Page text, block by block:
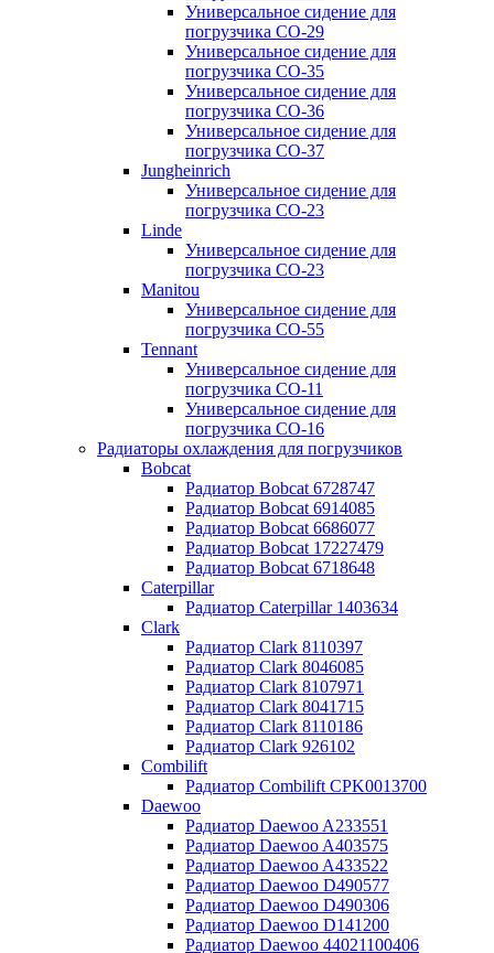
Универсальное сидение для
погрузчика CO-29
Универсальное сидение для
погрузчика CO-35
Универсальное сидение для
погрузчика CO-36
Универсальное сидение для
погрузчика CO-37
Jungheinrich
Универсальное сидение для
погрузчика CO-23
Linde
Универсальное сидение для
погрузчика CO-23
Manitou
Универсальное сидение для
погрузчика CO-55
Tennant
Универсальное сидение для
погрузчика CO-11
Универсальное сидение для
погрузчика CO-16
Радиаторы охлаждения для погрузчиков
Bobcat
Радиатор Bobcat 6728747
Радиатор Bobcat 6914085
Радиатор Bobcat 6686077
Радиатор Bobcat 17227479
Радиатор Bobcat 6718648
Caterpillar
Радиатор Caterpillar 1403634
Clark
Радиатор Clark 8110397
Радиатор Clark 8046085
Радиатор Clark 8107971
Радиатор Clark 8041715
Радиатор Clark 8110186
Радиатор Clark 926102
Combilift
Радиатор Combilift CPK0013700
Daewoo
Радиатор Daewoo A233551
Радиатор Daewoo A403575
Радиатор Daewoo A433522
Радиатор Daewoo D490577
Радиатор Daewoo D490306
Радиатор Daewoo D141200
Радиатор Daewoo 44021100406